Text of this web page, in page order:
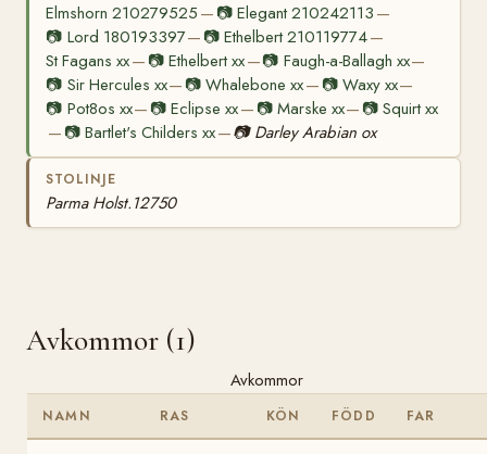
Elmshorn 210279525 — 📷Elegant 210242113 —
📷 Lord 180193397— 📷Ethelbert 210119774—
St Fagans xx— 📷Ethelbert xx—📷 Faugh-a-Ballagh xx—
📷 Sir Hercules xx— 📷Whalebone xx— 📷 Waxy xx—
📷 Pot8os xx— 📷Eclipse xx— 📷 Marske xx— 📷 Squirt xx
— 📷Bartlet's Childers xx—📷 Darley Arabian ox
STOLINJE
Parma Holst.12750
Avkommor (1)
Avkommor
NAMN RAS KÖN FÖDD FAR